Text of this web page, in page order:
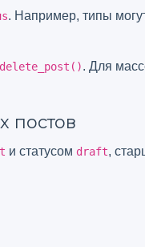
. Например, типы
. Для
постов
и статусом draft,